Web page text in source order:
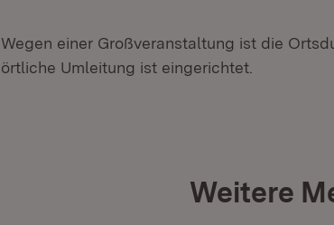
Wegen einer Großveranstaltung ist die
örtliche Umleitung ist eingerichtet.
Weitere